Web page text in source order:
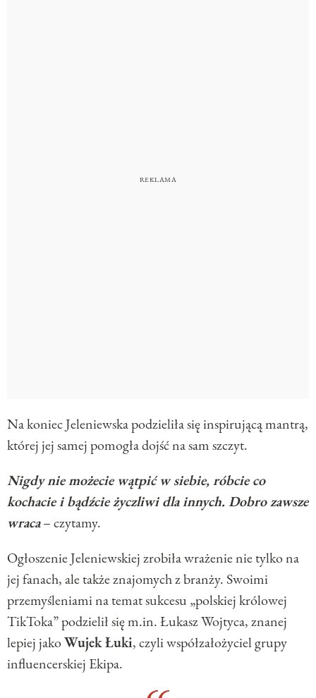
Na koniec Jeleniewska podzieliła się inspirującą mantrą,
której jej samej pomogła dojść na sam szczyt.
Nigdy nie możecie wątpić w siebie, róbcie co
kochacie i bądźcie życzliwi dla innych. Dobro zawsze
wraca– czytamy.
Ogłoszenie Jeleniewskiej zrobiła wrażenie nie tylko na
jej fanach, ale także znajomych z branży. Swoimi
przemyśleniami na temat sukcesu „polskiej królowej
TikToka” podzielił się m.in. Łukasz Wojtyca, znanej
lepiej jakoWujek Łuki, czyli współzałożyciel grupy
influencerskiej Ekipa.